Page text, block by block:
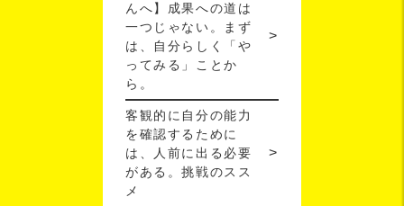
んへ】成果への道は
一つじゃない。まず
は、自分らしく「や
ってみる」ことか
ら。
客観的に自分の能力
を確認するために
は、人前に出る必要
がある。挑戦のスス
メ